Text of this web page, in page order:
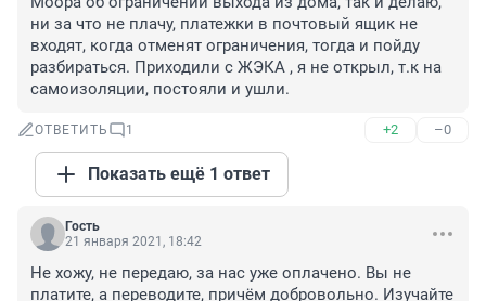
ни за что не плачу, платежки в почтовый ящик не
входят, когда отменят ограничения, тогда и пойду
разбираться. Приходили с ЖЭКА , я не открыл, т.к на
самоизоляции, постояли и ушли.
ОТВЕТИТЬ 1 +2 –0
Показать ещё 1 ответ
Гость
21 января 2021, 18:42
Не хожу, не передаю, за нас уже оплачено. Вы не
платите, а переводите, причём добровольно. Изучайте